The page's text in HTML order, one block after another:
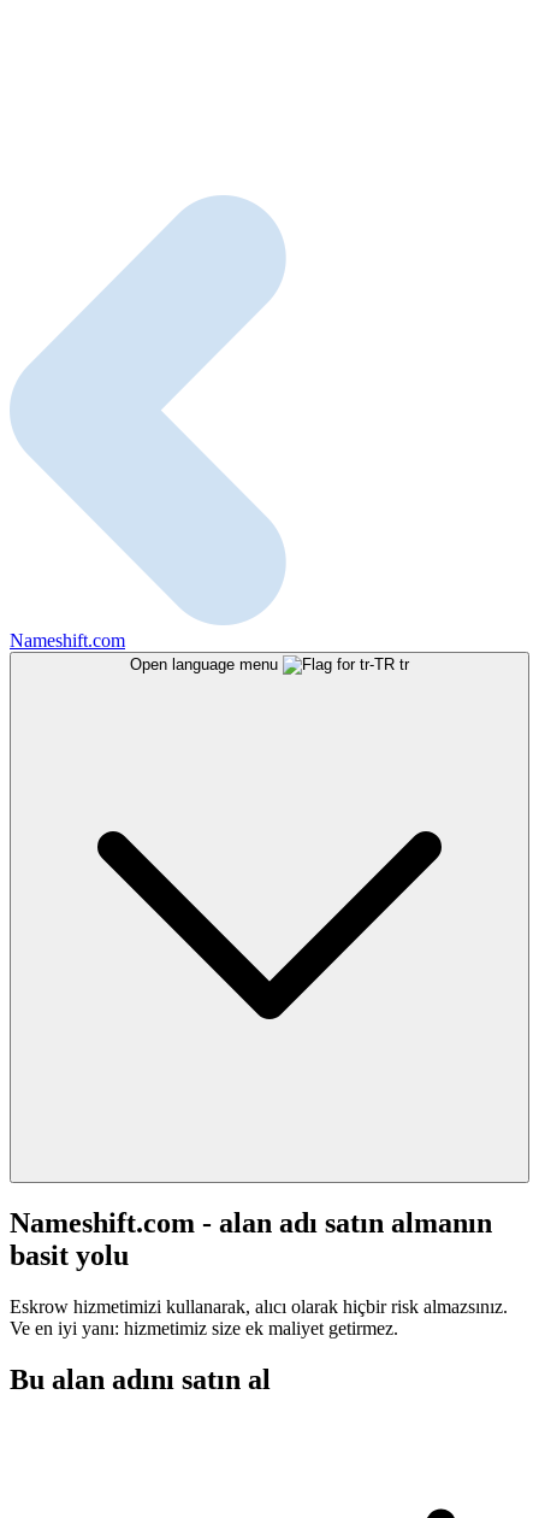
Nameshift.com
Open language menu tr
Nameshift.com - alan adı satın almanın
basit yolu
Eskrow hizmetimizi kullanarak, alıcı olarak hiçbir risk almazsınız.
Ve en iyi yanı: hizmetimiz size ek maliyet getirmez.
Bu alan adını satın al